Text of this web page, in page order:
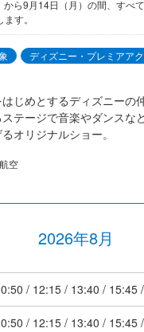
ら9月14日（月）の間、すべ
す。
ディズニー・プレミアア
じめとするディズニーの
テージで音楽やダンスな
オリジナルショー。
空
2026年8月
/ 12:15 / 13:40 / 15:45
/ 12:15 / 13:40 / 15:45